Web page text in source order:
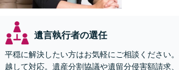
遺言執行者の選任
平穏に解決したい方はお気軽にご相談ください
越して対応。遺産分割協議や遺留分侵害額請求